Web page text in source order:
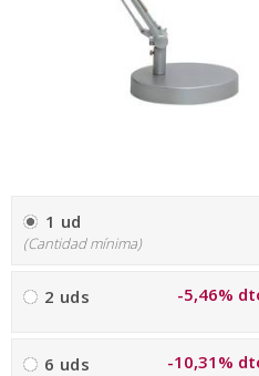
1 ud
(Cantidad mínima)
2 uds -5,46%
6 uds -10,31%